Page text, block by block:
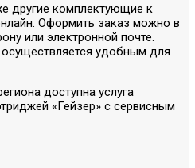
другие комплектующие к
Оформить заказ можно в
или электронной почте.
удобным для
доступна услуга
«Гейзер» с сервисным